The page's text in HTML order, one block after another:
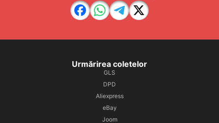
Urmărirea coletelor
GLS
DPD
Aliexpress
eBay
Joom